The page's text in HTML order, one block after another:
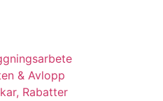
& Avlopp
Rabatter